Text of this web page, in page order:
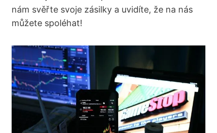
nám svěřte svoje zásilky a uvidíte, že na nás
můžete spoléhat!